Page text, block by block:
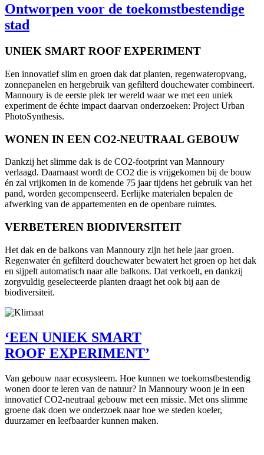
Ontworpen voor de toekomstbestendige
stad
UNIEK SMART ROOF EXPERIMENT
Een innovatief slim en groen dak dat planten, regenwateropvang,
zonnepanelen en hergebruik van gefilterd douchewater combineert.
Mannoury is de eerste plek ter wereld waar we met een uniek
experiment de échte impact daarvan onderzoeken: Project Urban
PhotoSynthesis.
WONEN IN EEN CO2-NEUTRAAL GEBOUW
Dankzij het slimme dak is de CO2-footprint van Mannoury
verlaagd. Daarnaast wordt de CO2 die is vrijgekomen bij de bouw
én zal vrijkomen in de komende 75 jaar tijdens het gebruik van het
pand, worden gecompenseerd. Eerlijke materialen bepalen de
afwerking van de appartementen en de openbare ruimtes.
VERBETEREN BIODIVERSITEIT
Het dak en de balkons van Mannoury zijn het hele jaar groen.
Regenwater én gefilterd douchewater bewatert het groen op het dak
en sijpelt automatisch naar alle balkons. Dat verkoelt, en dankzij
zorgvuldig geselecteerde planten draagt het ook bij aan de
biodiversiteit.
‘EEN UNIEK SMART
ROOF EXPERIMENT’
Van gebouw naar ecosysteem. Hoe kunnen we toekomstbestendig
wonen door te leren van de natuur? In Mannoury woon je in een
innovatief CO2-neutraal gebouw met een missie. Met ons slimme
groene dak doen we onderzoek naar hoe we steden koeler,
duurzamer en leefbaarder kunnen maken.